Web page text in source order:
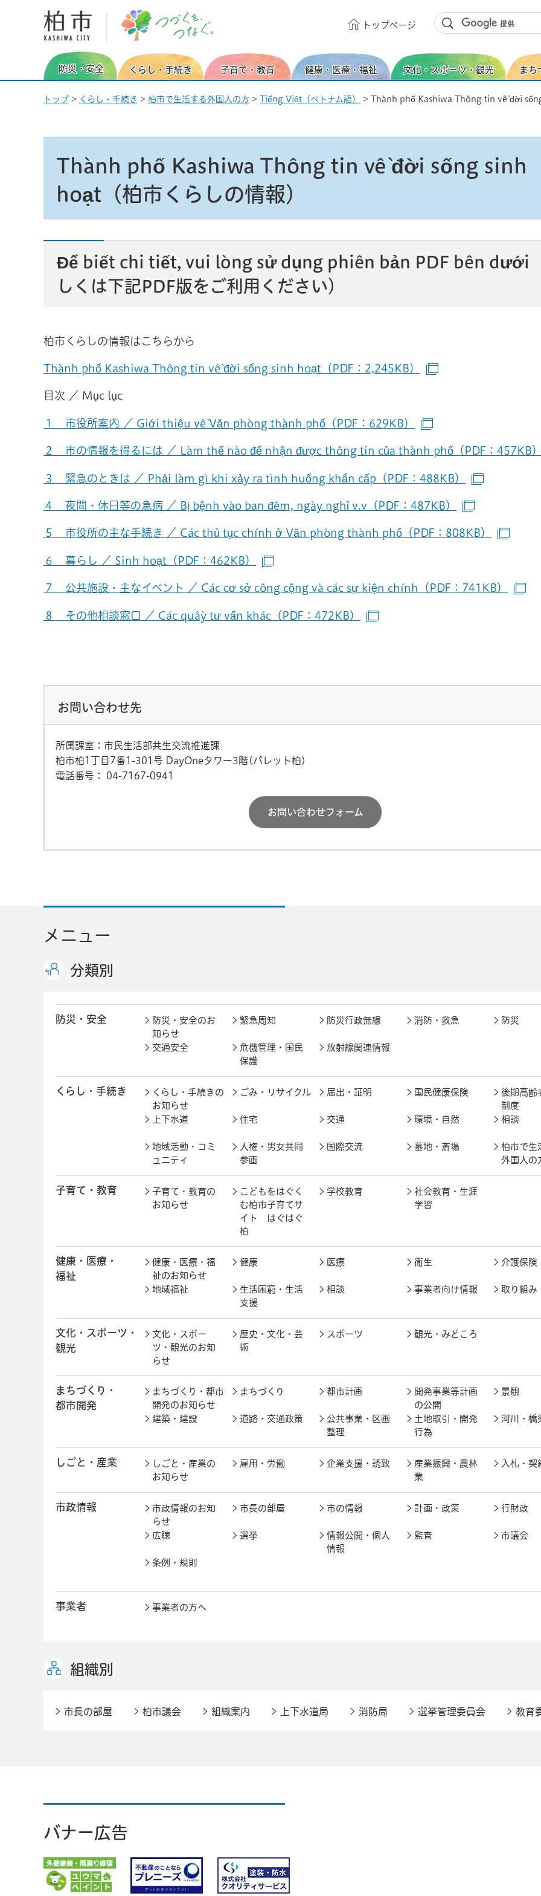
柏市 つづくを、つなぐ。
トップページ
防災・安全 くらし・手続き 子育て・教育 健康・医療・福祉 文化・スポーツ・観光 まち
トップ > くらし・手続き > 柏市で生活する外国人の方 > Tiếng Việt（ベトナム語） > Thành phố Kashiwa Thông tin về đời sống
Thành phố Kashiwa Thông tin về đời sống sinh
hoạt（柏市くらしの情報）
Để biết chi tiết, vui lòng sử dụng phiên bản PDF bên dưới
しくは下記PDF版をご利用ください）
柏市くらしの情報はこちらから
Thành phố Kashiwa Thông tin về đời sống sinh hoạt（PDF：2,245KB）
目次 ／ Mục lục
１ 市役所案内 ／ Giới thiệu về Văn phòng thành phố（PDF：629KB）
２ 市の情報を得るには ／ Làm thế nào để nhận được thông tin của thành phố（PDF：457KB）
３ 緊急のときは ／ Phải làm gì khi xảy ra tình huống khẩn cấp（PDF：488KB）
４ 夜間・休日等の急病 ／ Bị bệnh vào ban đêm, ngày nghỉ v.v（PDF：487KB）
５ 市役所の主な手続き ／ Các thủ tục chính ở Văn phòng thành phố（PDF：808KB）
６ 暮らし ／ Sinh hoạt（PDF：462KB）
７ 公共施設・主なイベント ／ Các cơ sở công cộng và các sự kiện chính（PDF：741KB）
８ その他相談窓口 ／ Các quầy tư vấn khác（PDF：472KB）
お問い合わせ先
所属課室：市民生活部共生交流推進課
柏市柏1丁目7番1-301号 DayOneタワー3階(パレット柏)
電話番号：
04-7167-0941
お問い合わせフォーム
メニュー
分類別
防災・安全
防災・安全のお
知らせ
緊急周知 防災行政無線 消防・救急 防災
交通安全
危機管理・国民
保護
放射線関連情報
くらし・手続き
くらし・手続きの
お知らせ
ごみ・リサイクル 届出・証明 国民健康保険
後期高齢
制度
上下水道 住宅 交通 環境・自然 相談
地域活動・コミ
ュニティ
人権・男女共同
参画
国際交流 墓地・斎場
柏市で生
外国人の
子育て・教育
子育て・教育の
お知らせ
こどもをはぐく
む柏市子育てサ
イト はぐはぐ
柏
学校教育
社会教育・生涯
学習
健康・医療・
福祉
健康・医療・福
祉のお知らせ
健康 医療 衛生 介護保険
地域福祉
生活困窮・生活
支援
相談 事業者向け情報 取り組み
文化・スポーツ・
観光
文化・スポー
ツ・観光のお知
らせ
歴史・文化・芸
術
スポーツ 観光・みどころ
まちづくり・
都市開発
まちづくり・都市
開発のお知らせ
まちづくり 都市計画
開発事業等計画
の公開
景観
建築・建設 道路・交通政策
公共事業・区画
整理
土地取引・開発
行為
河川・橋
しごと・産業
しごと・産業の
お知らせ
雇用・労働 企業支援・誘致
産業振興・農林
業
入札・契
市政情報
市政情報のお知
らせ
市長の部屋 市の情報 計画・政策 行財政
広聴 選挙
情報公開・個人
情報
監査 市議会
条例・規則
事業者 事業者の方へ
組織別
市長の部屋 柏市議会 組織案内 上下水道局 消防局 選挙管理委員会 教育
バナー広告